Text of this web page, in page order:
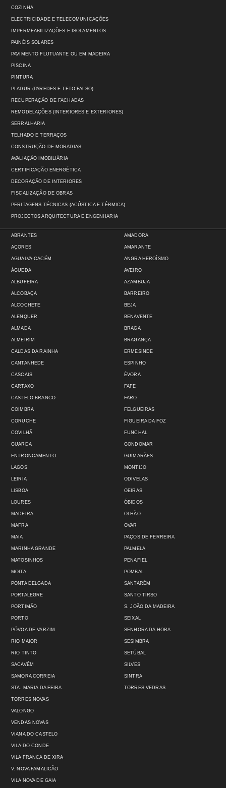
COZINHA
ELECTRICIDADE E TELECOMUNICAÇÕES
IMPERMEABILIZAÇÕES E ISOLAMENTOS
PAINÉIS SOLARES
PAVIMENTO FLUTUANTE OU EM MADEIRA
PISCINA
PINTURA
PLADUR (PAREDES E TETO-FALSO)
RECUPERAÇÃO DE FACHADAS
REMODELAÇÕES (INTERIORES E EXTERIORES)
SERRALHARIA
TELHADO E TERRAÇOS
CONSTRUÇÃO DE MORADIAS
AVALIAÇÃO IMOBILIÁRIA
CERTIFICAÇÃO ENERGÉTICA
DECORAÇÃO DE INTERIORES
FISCALIZAÇÃO DE OBRAS
PERITAGENS TÉCNICAS (ACÚSTICA E TÉRMICA)
PROJECTOS ARQUITECTURA E ENGENHARIA
ABRANTES
AÇORES
AGUALVA-CACÉM
ÁGUEDA
ALBUFEIRA
ALCOBAÇA
ALCOCHETE
ALENQUER
ALMADA
ALMEIRIM
AMADORA
AMARANTE
ANGRA HEROÍSMO
AVEIRO
AZAMBUJA
BARREIRO
BEJA
BENAVENTE
BRAGA
BRAGANÇA
CALDAS DA RAINHA
CANTANHEDE
CASCAIS
CARTAXO
CASTELO BRANCO
COIMBRA
CORUCHE
COVILHÃ
GUARDA
ENTRONCAMENTO
ERMESINDE
ESPINHO
ÉVORA
FAFE
FARO
FELGUEIRAS
FIGUEIRA DA FOZ
FUNCHAL
GONDOMAR
GUIMARÃES
LAGOS
LEIRIA
LISBOA
LOURES
MADEIRA
MAFRA
MAIA
MARINHA GRANDE
MATOSINHOS
MOITA
MONTIJO
ODIVELAS
OEIRAS
ÓBIDOS
OLHÃO
OVAR
PAÇOS DE FERREIRA
PALMELA
PENAFIEL
POMBAL
PONTA DELGADA
PORTALEGRE
PORTIMÃO
PORTO
PÓVOA DE VARZIM
RIO MAIOR
RIO TINTO
SACAVÉM
SAMORA CORREIA
STA. MARIA DA FEIRA
SANTARÉM
SANTO TIRSO
S. JOÃO DA MADEIRA
SEIXAL
SENHORA DA HORA
SESIMBRA
SETÚBAL
SILVES
SINTRA
TORRES VEDRAS
TORRES NOVAS
VALONGO
VENDAS NOVAS
VIANA DO CASTELO
VILA DO CONDE
VILA FRANCA DE XIRA
V. NOVA FAMALICÃO
VILA NOVA DE GAIA